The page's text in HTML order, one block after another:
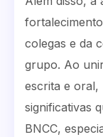
colegas e da
grupo. Ao
escrita e oral,
significativas
BNCC,